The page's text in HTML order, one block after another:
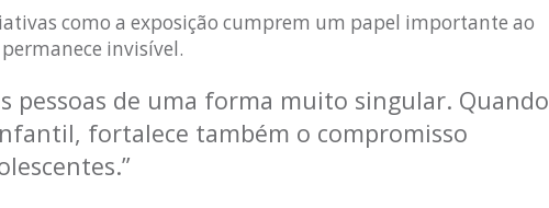
como a exposição cumprem um papel importante ao
invisível.
pessoas de uma forma muito singular. Quando
fortalece também o compromisso